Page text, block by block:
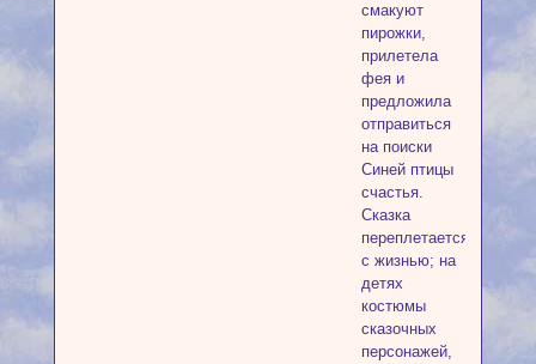
смакуют
пирожки,
прилетела
фея и
предложила
отправиться
на поиски
Синей птицы
счастья.
Сказка
переплетается
с жизнью; на
детях
костюмы
сказочных
персонажей,